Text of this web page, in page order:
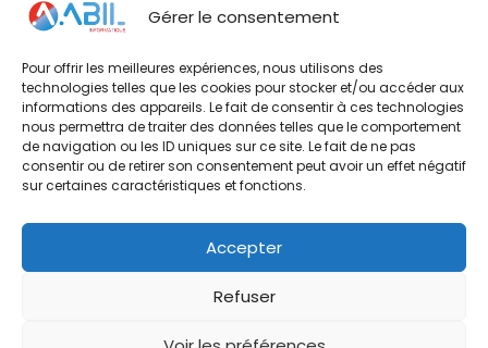
Gérer le consentement
Pour offrir les meilleures expériences, nous utilisons des
technologies telles que les cookies pour stocker et/ou accéder aux
informations des appareils. Le fait de consentir à ces technologies
nous permettra de traiter des données telles que le comportement
de navigation ou les ID uniques sur ce site. Le fait de ne pas
consentir ou de retirer son consentement peut avoir un effet négatif
sur certaines caractéristiques et fonctions.
Accepter
Refuser
Protection de vos données personnelles
Contactez-nous
Vous avez une question ? N'hésitez pas à nous
contacterpar e-mailou par téléphone.
Téléphone :01 42 65 79 75